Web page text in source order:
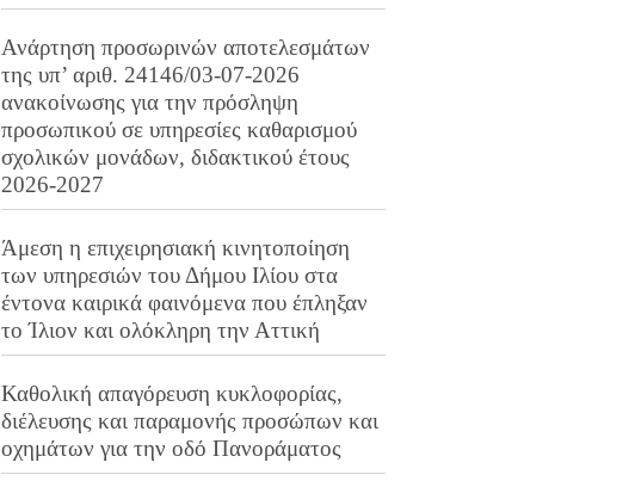
Ανάρτηση προσωρινών αποτελεσμάτων
της υπ’ αριθ. 24146/03-07-2026
ανακοίνωσης για την πρόσληψη
προσωπικού σε υπηρεσίες καθαρισμού
σχολικών μονάδων, διδακτικού έτους
2026-2027
Άμεση η επιχειρησιακή κινητοποίηση
των υπηρεσιών του Δήμου Ιλίου στα
έντονα καιρικά φαινόμενα που έπληξαν
το Ίλιον και ολόκληρη την Αττική
Καθολική απαγόρευση κυκλοφορίας,
διέλευσης και παραμονής προσώπων και
οχημάτων για την οδό Πανοράματος